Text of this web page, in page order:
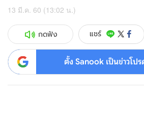
13 มี.ค. 60 (13:02 น.)
กดฟัง แชร์
ตั้ง Sanook เป็นข่าวโป